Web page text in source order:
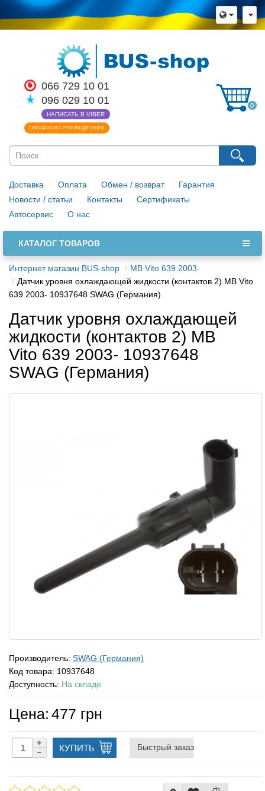
066 729 10 01
096 029 10 01
НАПИСАТЬ В VIBER
СВЯЗАТЬСЯ С РУКОВОДИТЕЛЕМ
0
Доставка Оплата Обмен / возврат
Гарантия
Новости / статьи
Контакты
Сертификаты
Автосервис
О нас
КАТАЛОГ ТОВАРОВ
Интернет магазин BUS-shop
MB Vito 639 2003-
Датчик уровня охлаждающей жидкости (контактов 2) MB Vito
639 2003- 10937648 SWAG (Германия)
Датчик уровня охлаждающей
жидкости (контактов 2) MB
Vito 639 2003- 10937648
SWAG (Германия)
Производитель: SWAG (Германия)
Код товара: 10937648
Доступность: На складе
Цена: 477 грн
КУПИТЬ Быстрый заказ